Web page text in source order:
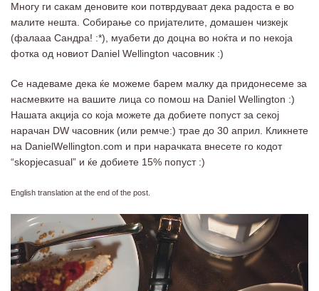
Многу ги сакам деновите кои потврдуваат дека радоста е во
малите нешта. Собирање со пријателите, домашен чизкејк
(фалааа Сандра! :*), муабети до доцна во ноќта и по некоја
фотка од новиот Daniel Wellington часовник :)
Се надеваме дека ќе можеме барем малку да придонесеме за
насмевките на вашите лица со помош на Daniel Wellington :)
Нашата акција со која можете да добиете попуст за секој
нарачан DW часовник (или ремче:) трае до 30 април. Кликнете
на DanielWellington.com и при нарачката внесете го кодот
“skopjecasual” и ќе добиете 15% попуст :)
English translation at the end of the post.